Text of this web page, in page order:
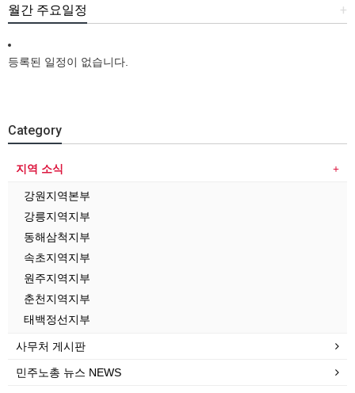
+
월간 주요일정
등록된 일정이 없습니다.
Category
지역 소식
강원지역본부
강릉지역지부
동해삼척지부
속초지역지부
원주지역지부
춘천지역지부
태백정선지부
사무처 게시판
민주노총 뉴스 NEWS